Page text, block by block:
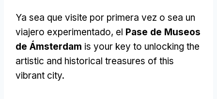
Ya sea que visite por primera vez o sea un
viajero experimentado, el Pase de Museos
de Ámsterdam is your key to unlocking the
artistic and historical treasures of this
vibrant city.